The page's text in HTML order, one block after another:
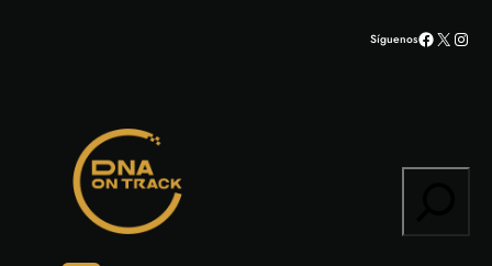
SíguenosFacebook
X